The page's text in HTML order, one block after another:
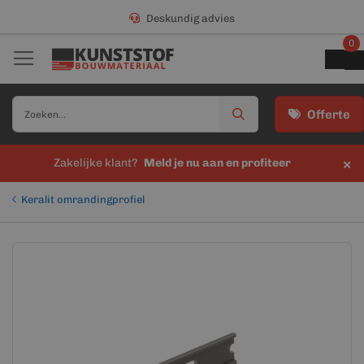
Deskundig advies
Offerte
0
Zakelijke klant? Meld je nu aan en profiteer ×
Keralit omrandingprofiel